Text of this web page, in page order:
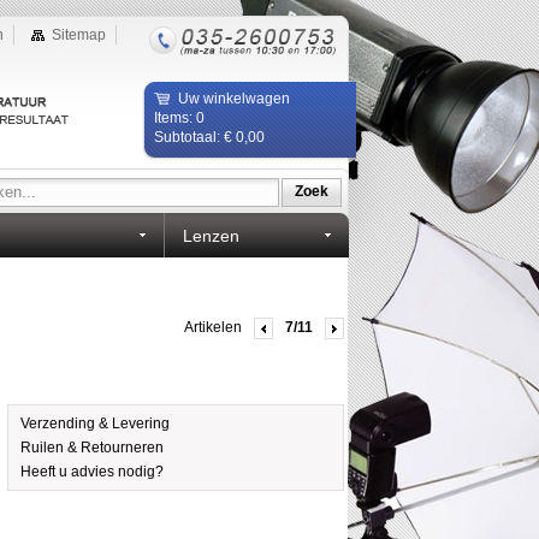
Sitemap
Uw winkelwagen
Items: 0
Subtotaal: € 0,00
Zoek
Lenzen
Artikelen 7/11
Verzending & Levering
Ruilen & Retourneren
Heeft u advies nodig?